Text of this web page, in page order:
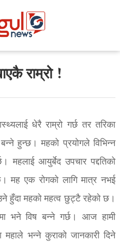
राम्रो !
धेरै राम्रो गर्छ तर तरिका
हुन्छ। महको प्रयोगले विभिन्न
महलाई आयुर्बेद उपचार पद्दतिको
मह एक रोगको लागि मात्र नभई
हुँदा महको महत्व छुट्टै रहेको छ।
भने विष बन्ने गर्छ। आज हामी
भन्ने कुराको जानकारी दिने